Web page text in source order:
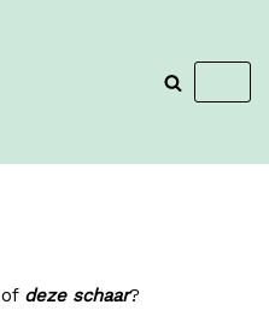
deze schaar?